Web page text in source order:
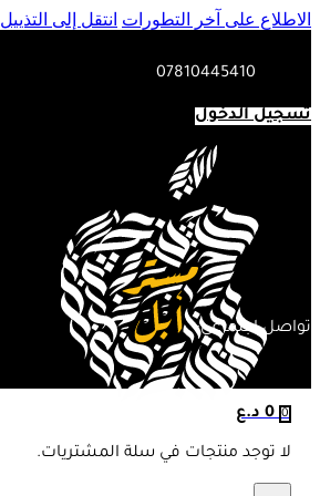
الاطلاع على آخر التطورات انتقل إلى التذييل
07810445410
تسجيل الدخول
تواصل اجتماعي:
0
0 د.ع
لا توجد منتجات في سلة المشتريات.